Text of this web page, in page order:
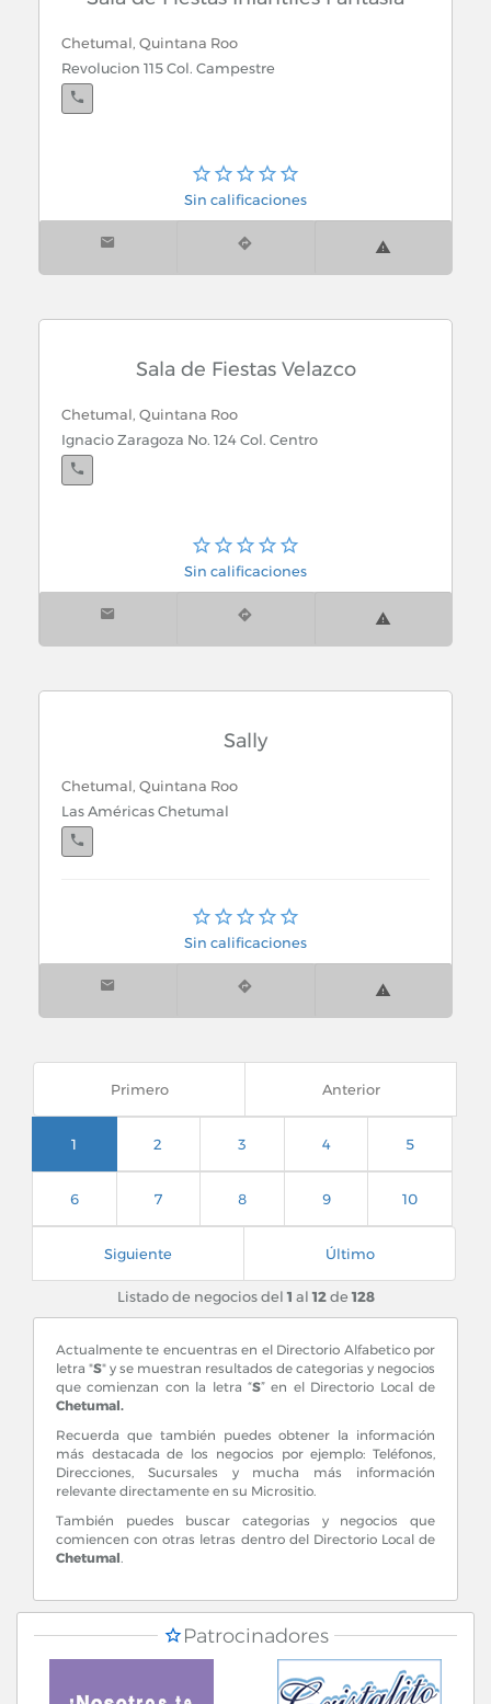
Express
Suc. Av. Tulum Sm. 64 Mza 2 L-03 Int. de Gomart.
entre Av. Portillo y Calle 10
Cancún, Quintana Roo
Carretera Cancún - Valladolid en la entrada del
Milagro
Chetumal, Quintana Roo
Revolucion 115 Col. Campestre
Sin calificaciones
Sala de Fiestas Velazco
Chetumal, Quintana Roo
Ignacio Zaragoza No. 124 Col. Centro
Sin calificaciones
Sally
Chetumal, Quintana Roo
Las Américas Chetumal
Cancún, Quintana Roo
Malecon Las Americas No. 260
Pabellon Cumbres
Sin calificaciones
Primero Anterior
1 2 3 4 5
6 7 8 9 10
Siguiente Último
Listado de negocios del1 al12de128
Actualmente te encuentras en el Directorio Alfabetico por
letra "S" y se muestran resultados de categorias y negocios
que comienzan con la letra “S” en el Directorio Local de
Chetumal.
Recuerda que también puedes obtener la información
más destacada de los negocios por ejemplo: Teléfonos,
Direcciones, Sucursales y mucha más información
relevante directamente en su Micrositio.
También puedes buscar categorias y negocios que
comiencen con otras letras dentro del Directorio Local de
Chetumal.
Patrocinadores